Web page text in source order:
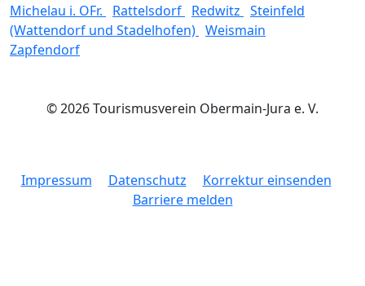
Michelau i. OFr.
Rattelsdorf Redwitz Steinfeld
(Wattendorf und Stadelhofen) Weismain
Zapfendorf
© 2026 Tourismusverein Obermain-Jura e. V.
Impressum Datenschutz
Korrektur einsenden
Barriere melden